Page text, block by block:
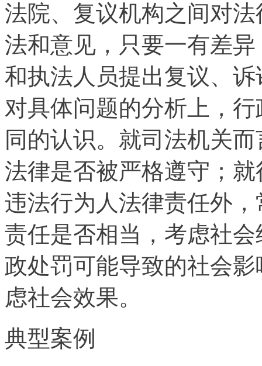
法院、复议机构之间对
法和意见，只要一有差
和执法人员提出复议、
对具体问题的分析上，
同的认识。就司法机关
法律是否被严格遵守；
违法行为人法律责任外
责任是否相当，考虑社
政处罚可能导致的社会
虑社会效果。
典型案例